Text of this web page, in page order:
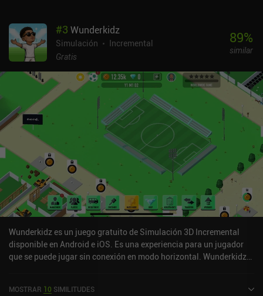
#3 Wunderkidz
Simulación
Incremental
Gratis
89%
similar
Wunderkidz es un juego gratuito de Simulación 3D Incremental
disponible en Android e iOS. Es una experiencia para un jugador
que se puede jugar sin conexión en modo horizontal. Wunderkidz
MOSTRAR 10 SIMILITUDES